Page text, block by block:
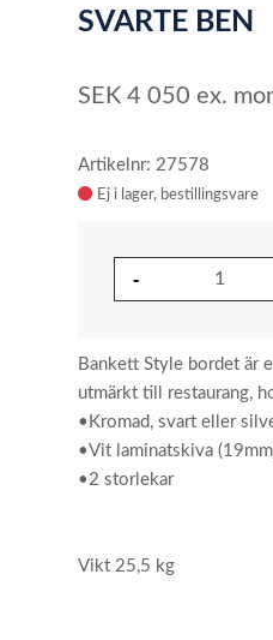
SVARTE BEN
SEK4 050 ex.
Artikelnr: 27578
Ej i lager
Bankett Style bordet är
utmärkt till restaurang,
•Kromad, svart eller
•Vit laminatskiva
•2 storlekar
Vikt 25,5 kg